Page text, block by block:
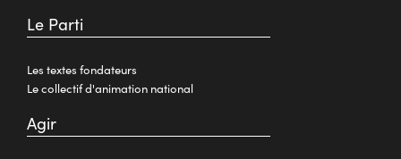
Le Parti
Les textes fondateurs
Le collectif d'animation national
Agir